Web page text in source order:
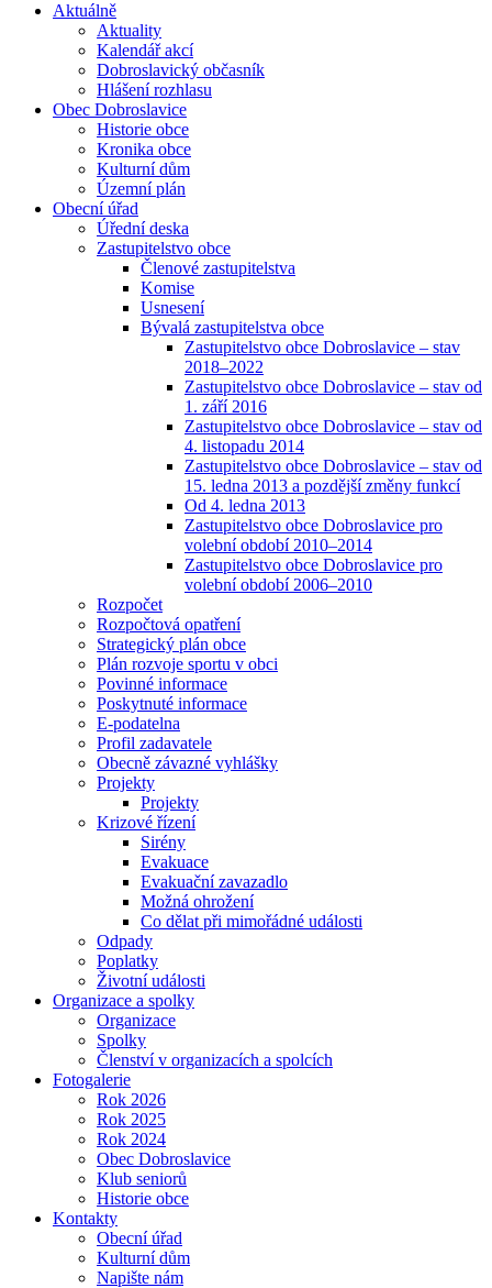
Aktuálně
Aktuality
Kalendář akcí
Dobroslavický občasník
Hlášení rozhlasu
Obec Dobroslavice
Historie obce
Kronika obce
Kulturní dům
Územní plán
Obecní úřad
Úřední deska
Zastupitelstvo obce
Členové zastupitelstva
Komise
Usnesení
Bývalá zastupitelstva obce
Zastupitelstvo obce Dobroslavice – stav
2018–2022
Zastupitelstvo obce Dobroslavice – stav od
1. září 2016
Zastupitelstvo obce Dobroslavice – stav od
4. listopadu 2014
Zastupitelstvo obce Dobroslavice – stav od
15. ledna 2013 a pozdější změny funkcí
Od 4. ledna 2013
Zastupitelstvo obce Dobroslavice pro
volební období 2010–2014
Zastupitelstvo obce Dobroslavice pro
volební období 2006–2010
Rozpočet
Rozpočtová opatření
Strategický plán obce
Plán rozvoje sportu v obci
Povinné informace
Poskytnuté informace
E-podatelna
Profil zadavatele
Obecně závazné vyhlášky
Projekty
Projekty
Krizové řízení
Sirény
Evakuace
Evakuační zavazadlo
Možná ohrožení
Co dělat při mimořádné události
Odpady
Poplatky
Životní události
Organizace a spolky
Organizace
Spolky
Členství v organizacích a spolcích
Fotogalerie
Rok 2026
Rok 2025
Rok 2024
Obec Dobroslavice
Klub seniorů
Historie obce
Kontakty
Obecní úřad
Kulturní dům
Napište nám